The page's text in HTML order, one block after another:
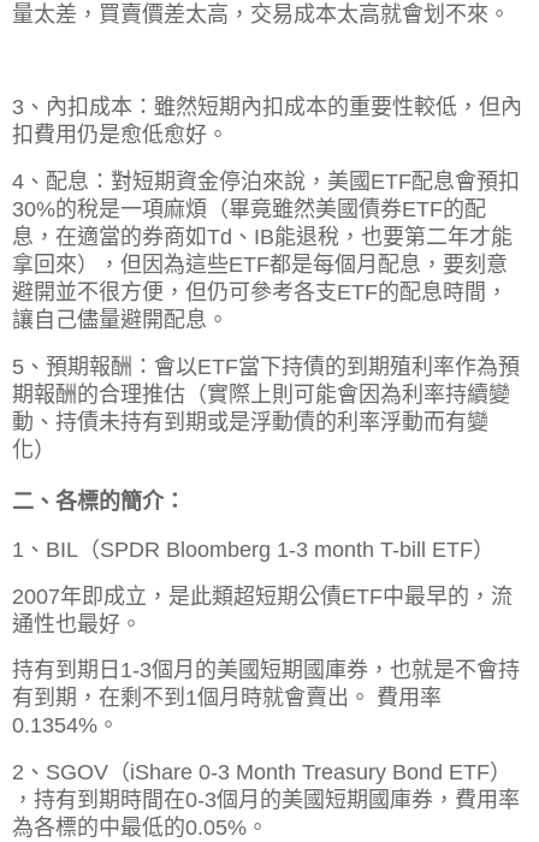
量太差，買賣價差太高，交易成本太高就會划不來。
3、內扣成本：雖然短期內扣成本的重要性較低，但內
扣費用仍是愈低愈好。
4、配息：對短期資金停泊來說，美國ETF配息會預扣
30%的稅是一項麻煩（畢竟雖然美國債券ETF的配
息，在適當的券商如Td、IB能退稅，也要第二年才能
拿回來），但因為這些ETF都是每個月配息，要刻意
避開並不很方便，但仍可參考各支ETF的配息時間，
讓自己儘量避開配息。
5、預期報酬：會以ETF當下持債的到期殖利率作為預
期報酬的合理推估（實際上則可能會因為利率持續變
動、持債未持有到期或是浮動債的利率浮動而有變
化）
二、各標的簡介：
1、BIL（SPDR Bloomberg 1-3 month T-bill ETF）
2007年即成立，是此類超短期公債ETF中最早的，流
通性也最好。
持有到期日1-3個月的美國短期國庫券，也就是不會持
有到期，在剩不到1個月時就會賣出。 費用率
0.1354%。
2、SGOV（iShare 0-3 Month Treasury Bond ETF）
， 持有到期時間在0-3個月的美國短期國庫券， 費用率
為各標的中最低的0.05%。